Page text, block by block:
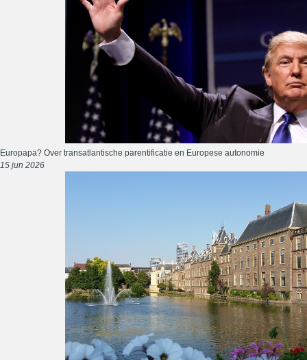
Europapa? Over transatlantische parentificatie en Europese autonomie
15 jun 2026